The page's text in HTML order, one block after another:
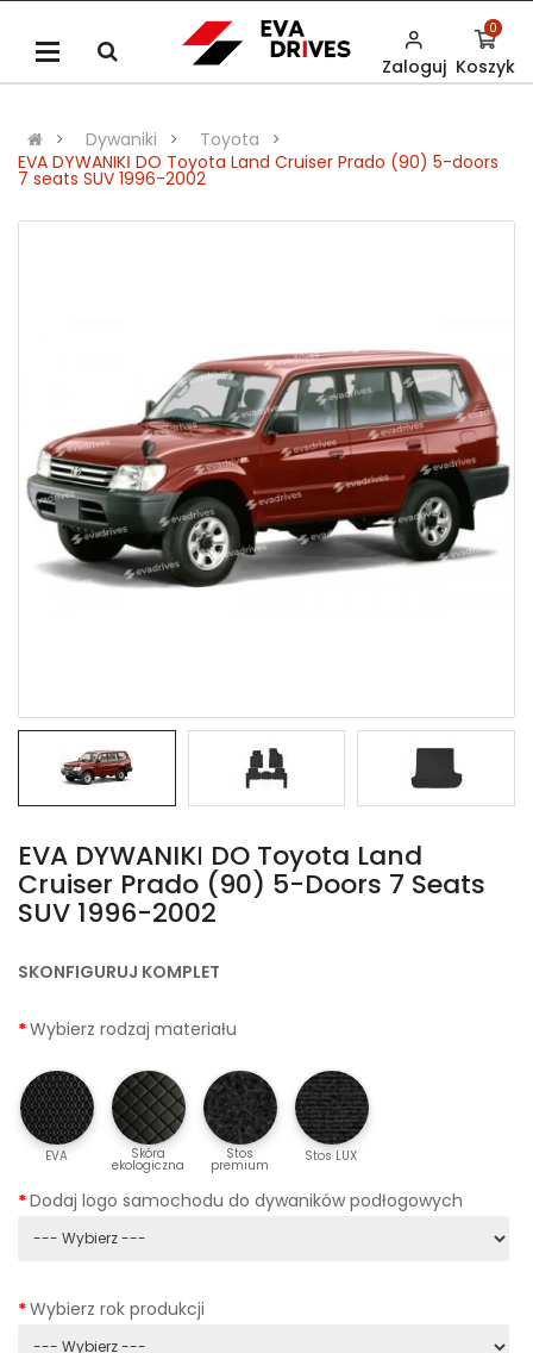
Zaloguj Koszyk
0
Dywaniki
Toyota
EVA DYWANIKІ DO Toyota Land Cruiser Prado (90) 5-doors
7 seats SUV 1996-2002
EVA DYWANIKІ DO Toyota Land
Cruiser Prado (90) 5-Doors 7 Seats
SUV 1996-2002
SKONFIGURUJ KOMPLET
Wybierz rodzaj materiału
EVA Skóra
ekologiczna
Stos
premium
Stos LUX
Dodaj logo samochodu do dywaników podłogowych
Wybierz rok produkcji